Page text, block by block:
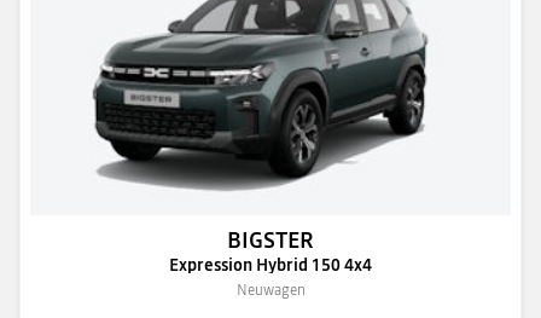
BIGSTER
Expression Hybrid 150 4x4
Neuwagen